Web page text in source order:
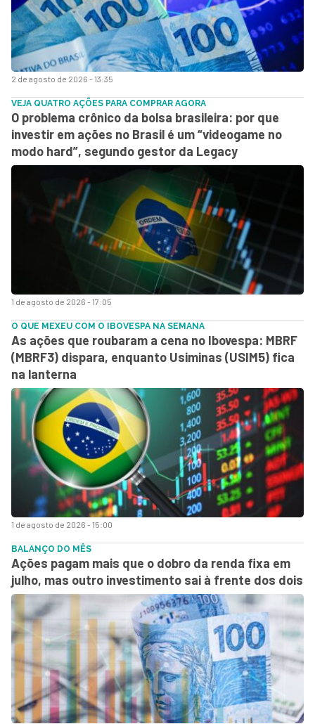
2 de agosto de 2026 - 13:35
1 de agosto de 2026 - 17:05
VEJA QUATRO AÇÕES PARA COMPRAR AGORA
O problema crônico da bolsa brasileira: por que
investir em ações no Brasil é um “videogame no
modo hard”, segundo gestor da Legacy
1 de agosto de 2026 - 15:00
O QUE MEXEU COM O IBOVESPA NA SEMANA
As ações que roubaram a cena no Ibovespa: MBRF
(MBRF3) dispara, enquanto Usiminas (USIM5) fica
na lanterna
BALANÇO DO MÊS
Ações pagam mais que o dobro da renda fixa em
julho, mas outro investimento sai à frente dos dois